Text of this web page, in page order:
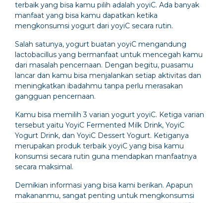
terbaik yang bisa kamu pilih adalah yoyiC. Ada banyak
manfaat yang bisa kamu dapatkan ketika
mengkonsumsi yogurt dari yoyiC secara rutin.
Salah satunya, yogurt buatan yoyiC mengandung
lactobacillus yang bermanfaat untuk mencegah kamu
dari masalah pencernaan. Dengan begitu, puasamu
lancar dan kamu bisa menjalankan setiap aktivitas dan
meningkatkan ibadahmu tanpa perlu merasakan
gangguan pencernaan.
Kamu bisa memilih 3 varian yogurt yoyiC. Ketiga varian
tersebut yaitu YoyiC Fermented Milk Drink, YoyiC
Yogurt Drink, dan YoyiC Dessert Yogurt. Ketiganya
merupakan produk terbaik yoyiC yang bisa kamu
konsumsi secara rutin guna mendapkan manfaatnya
secara maksimal.
Demikian informasi yang bisa kami berikan. Apapun
makananmu, sangat penting untuk mengkonsumsi